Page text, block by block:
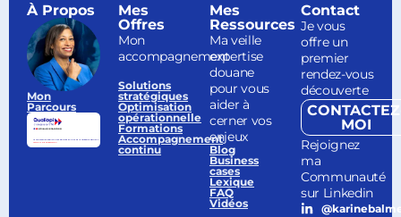
À Propos
Mon
Parcours
Mes
Offres
Mon
accompagnement
Solutions
stratégiques
Optimisation
opérationnelle
Formations
Accompagnement
continu
Mes
Ressources
Ma veille
expertise
douane
pour vous
aider à
cerner vos
enjeux
Blog
Business
cases
Lexique
FAQ
Vidéos
Contact
Je vous
offre un
premier
rendez-vous
découverte
MOI
Rejoignez
ma
Communauté
sur Linkedin